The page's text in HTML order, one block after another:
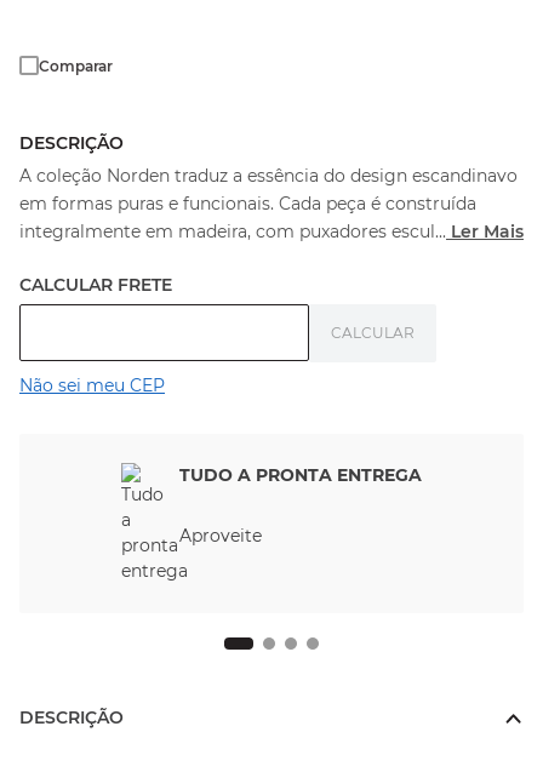
Comparar
DESCRIÇÃO
A coleção Norden traduz a essência do design escandinavo
em formas puras e funcionais. Cada peça é construída
integralmente em madeira, com puxadores escul... Ler Mais
Não sei meu CEP
TUDO A PRONTA ENTREGA
Aproveite
DESCRIÇÃO